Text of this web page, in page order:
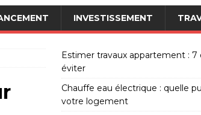
INVESTISSEMENT
Estimer travaux appartement : 7
éviter
Chauffe eau électrique : quelle
votre logement